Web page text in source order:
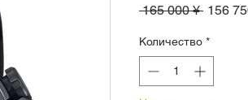
165 000 ¥ 156
Количество *